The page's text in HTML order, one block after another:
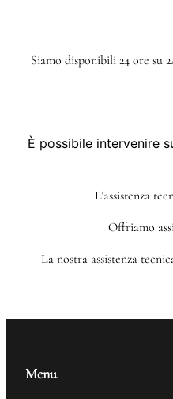
Siamo disponibili 24 ore su
È possibile intervenire
L’assistenza
Offriamo
La nostra assistenza
Menu